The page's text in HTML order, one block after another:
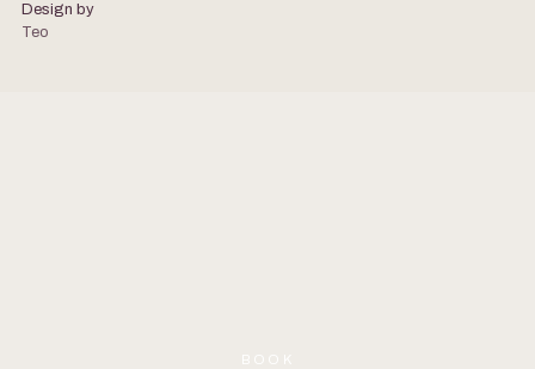
Design by
Teo
BOOK